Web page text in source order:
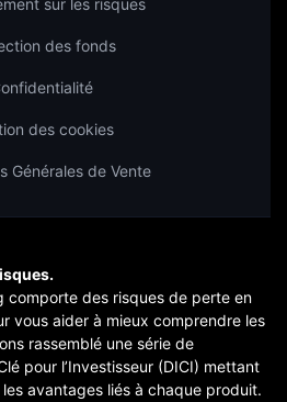
sur les risques
des fonds
des cookies
Générales de Vente
comporte des risques de perte en
vous aider à mieux comprendre les
rassemblé une série de
pour l’Investisseur (DICI) mettant
avantages liés à chaque produit.